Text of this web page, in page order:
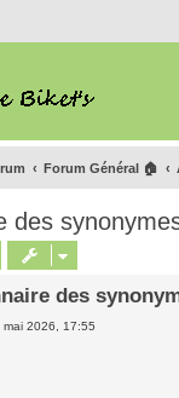
Forum Général 🏠
des
des
mai 2026, 17:55